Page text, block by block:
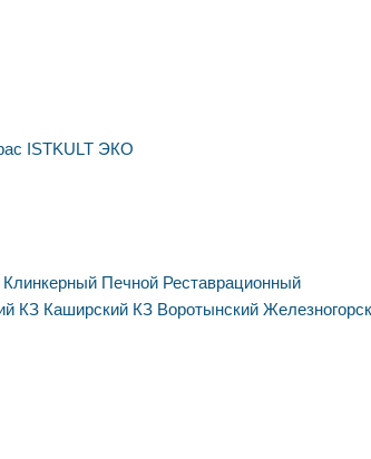
ISTKULT ЭКО
Клинкерный Печной Реставрационный
КЗ Каширский КЗ Воротынский